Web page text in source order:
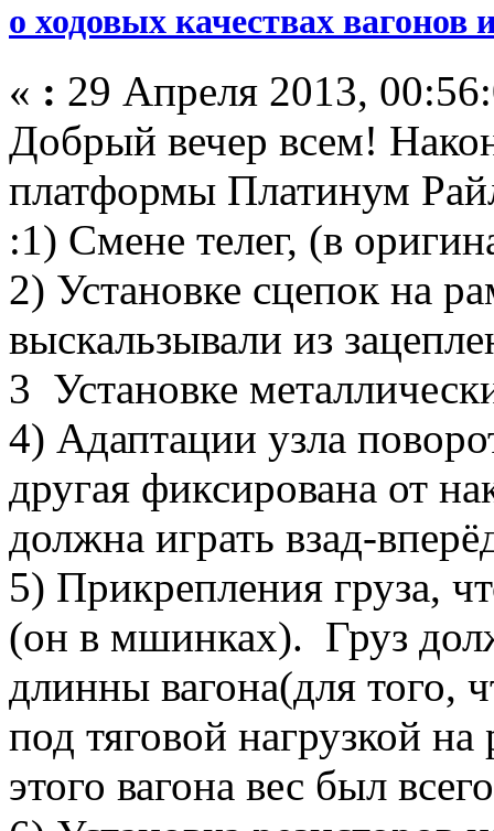
о ходовых качествах вагонов
« : 29 Апреля 2013,
Добрый вечер всем!
платформы Платинум
:1) Смене телег, (в
2) Установке сцепок на
выскальзывали из
3 Установке
4) Адаптации узла
другая фиксирована от
должна играть взад-
5) Прикрепления груза,
(он в мшинках). Груз
длинны вагона(для того,
под тяговой нагрузкой
этого вагона вес был